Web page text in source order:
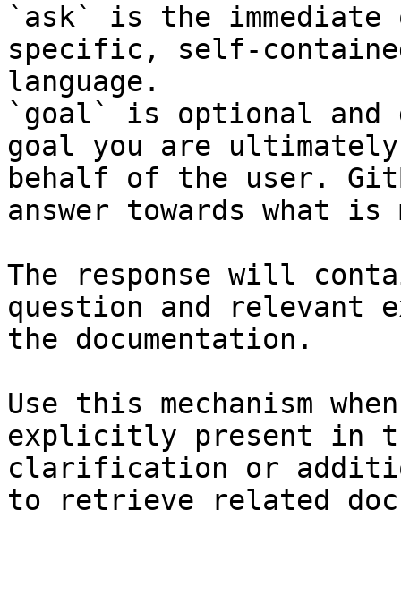
`ask` is the
specific, self-
language.
`goal` is optional and
goal you are
behalf of the user.
answer towards what
The response will
question and relevant
the documentation.
Use this mechanism
explicitly present in
clarification or